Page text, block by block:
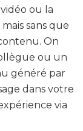
ou la
sans que
On
ou un
généré par
dans votre
via